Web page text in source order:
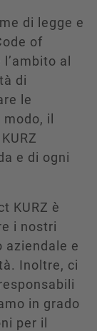
di legge e
of
al
di
le
il
e di ogni
KURZ è
i nostri
aziendale e
Inoltre, ci
in grado
per il